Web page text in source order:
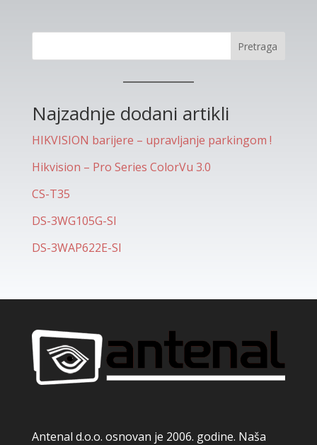
Pretraga
Najzadnje dodani artikli
HIKVISION barijere – upravljanje parkingom !
Hikvision – Pro Series ColorVu 3.0
CS-T35
DS-3WG105G-SI
DS-3WAP622E-SI
Antenal d.o.o. osnovan je 2006. godine. Naša